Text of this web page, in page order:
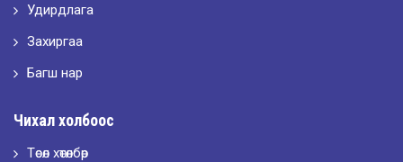
“ХҮСЛЭН 2026” хувцас загварын улсын уралдаан,
Удирдлага
Захиргаа
Багш нар
Чихал холбоос
Төсөл хөтөлбөр